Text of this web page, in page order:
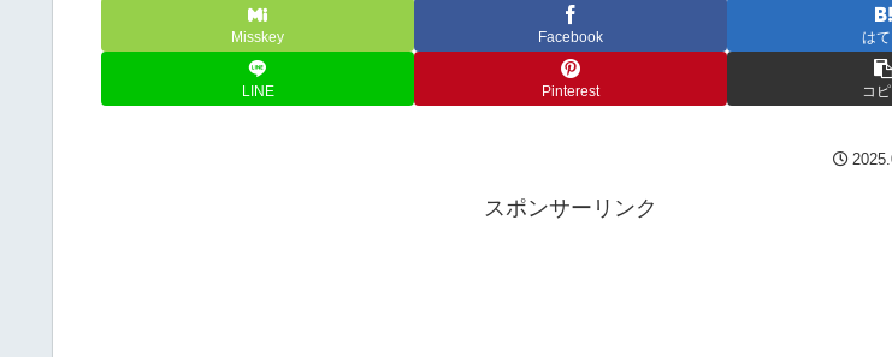
Misskey Facebook は
LINE Pinterest コ
スポンサーリンク